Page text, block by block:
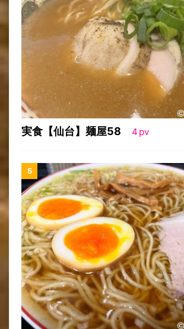
実食【仙台】麺屋58 4 pv